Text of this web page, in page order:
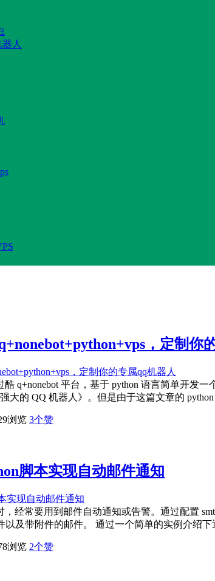
人
，定制你
q+nonebot 平台，基于 python 语言简单开发
强大的 QQ 机器人》。但是由于这篇文章的
浏览 3个赞
脚本实现自动邮件通知
经常要用到邮件自动通知或告警。通过配置
以及带附件的邮件。 通过一个简单的实例介绍
浏览 2个赞